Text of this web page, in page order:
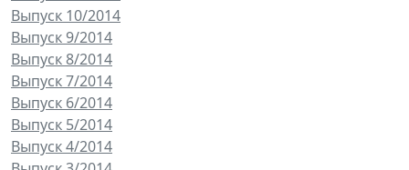
Выпуск 10/2014
Выпуск 9/2014
Выпуск 8/2014
Выпуск 7/2014
Выпуск 6/2014
Выпуск 5/2014
Выпуск 4/2014